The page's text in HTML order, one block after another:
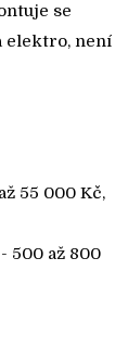
se
elektro, není
55 000 Kč,
500 až 800